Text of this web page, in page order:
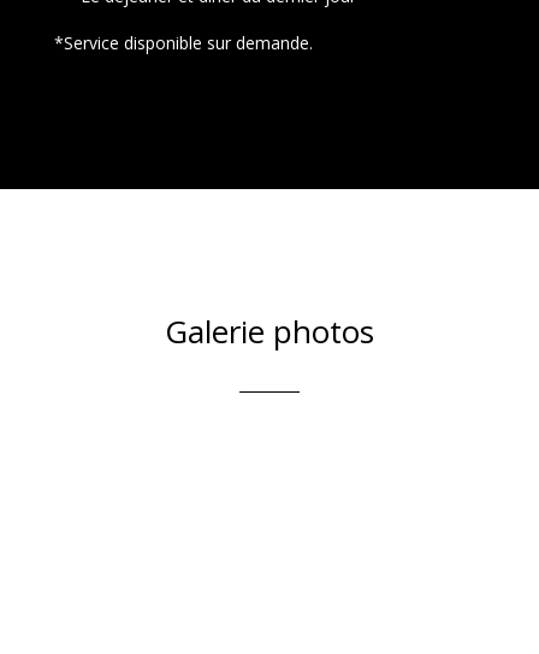
*Service disponible sur demande.
Galerie photos